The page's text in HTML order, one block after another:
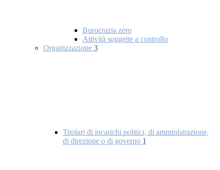
Burocrazia zero
Attività soggette a controllo
Organizzazione 3
Titolari di incarichi politici, di amministrazione,
di direzione o di governo 1